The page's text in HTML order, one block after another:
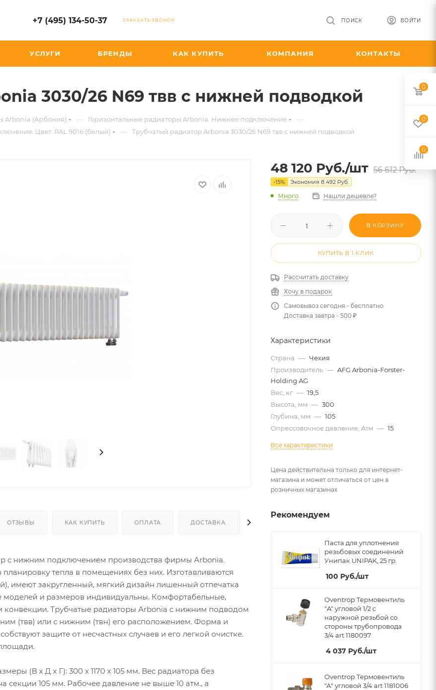
+7 (495) 134-50-37 ЗАКАЗАТЬ ЗВОНОК ВОЙТИ
ПОИСК
УСЛУГИ БРЕНДЫ КАК КУПИТЬ КОМПАНИЯ КОНТАКТЫ
3030/26 N69 твв с нижней подводкой
Arbonia (Арбония) — Горизонтальные радиаторы Arbonia. Нижнее подключение —
Цвет: RAL 9016 (Белый) — Трубчатый радиатор Arbonia 3030/26 N69 твв с нижней подводкой
ОТЗЫВЫ КАК КУПИТЬ ОПЛАТА ДОСТАВКА
с нижним подключением производства фирмы Arbonia.
тепла в помещениях без них. Изготавливаются
имеют закругленный, мягкий дизайн лишенный отпечатка
и размеров индивидуальны. Комфортабельные,
Трубчатые радиаторы Arbonia с нижним подводом
(твв) или с нижним (твн) его расположением. Форма и
защите от несчастных случаев и его легкой очистке.
(В x Д x Г): 300 x 1170 x 105 мм. Вес радиатора без
секции 105 мм. Рабочее давление не выше 10 атм., а
48 120 Руб./шт 56 612Руб.
-15% Экономия 8 492 Руб.
Много Нашли дешевле?
В КОРЗИНУ
КУПИТЬ В 1 КЛИК
Рассчитать доставку
Хочу в подарок
Самовывоз сегодня - бесплатно
Доставка завтра - 500 ₽
Характеристики
Страна — Чехия
Производитель — AFG Arbonia-Forster-
Holding AG
Вес, кг — 19,5
Высота, мм — 300
Глубина, мм — 105
Опрессовочное давление, Атм — 15
Все характеристики
Цена действительна только для интернет-
магазина и может отличаться от цен в
розничных магазинах
Рекомендуем
Паста для уплотнения
резьбовых соединений
Унипак UNIPAK, 25 гр.
100 Руб./шт
Oventrop Термовентиль
"A" угловой 1/2 с
наружной резьбой со
стороны трубопровода
3/4 art 1180097
4 037 Руб./шт
Oventrop Термовентиль
"А" угловой 3/4 art 1181006
0
0
0